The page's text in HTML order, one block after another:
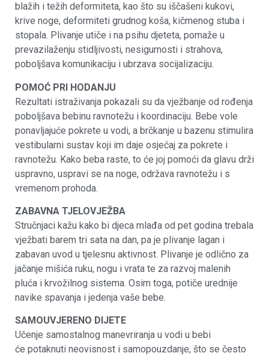
blažih i težih deformiteta, kao što su iščašeni kukovi,
krive noge, deformiteti grudnog koša, kičmenog stuba i
stopala. Plivanje utiče i na psihu djeteta, pomaže u
prevazilaženju stidljivosti, nesigurnosti i strahova,
poboljšava komunikaciju i ubrzava socijalizaciju.
POMOĆ PRI HODANJU
Rezultati istraživanja pokazali su da vježbanje od rođenja
poboljšava bebinu ravnotežu i koordinaciju. Bebe vole
ponavljajuće pokrete u vodi, a brčkanje u bazenu stimulira
vestibularni sustav koji im daje osjećaj za pokrete i
ravnotežu. Kako beba raste, to će joj pomoći da glavu drži
uspravno, uspravi se na noge, održava ravnotežu i s
vremenom prohoda.
ZABAVNA TJELOVJEŽBA
Stručnjaci kažu kako bi djeca mlađa od pet godina trebala
vježbati barem tri sata na dan, pa je plivanje lagan i
zabavan uvod u tjelesnu aktivnost. Plivanje je odlično za
jačanje mišića ruku, nogu i vrata te za razvoj malenih
pluća i krvožilnog sistema. Osim toga, potiče urednije
navike spavanja i jedenja vaše bebe.
SAMOUVJERENO DIJETE
Učenje samostalnog manevriranja u vodi u bebi
će potaknuti neovisnost i samopouzdanje, što se često